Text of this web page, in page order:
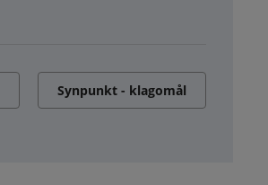
Synpunkt - klagomål